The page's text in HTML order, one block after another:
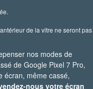
de la vitre ne seront pas
nos modes de
de Google Pixel 7 Pro,
écran, même cassé,
nous votre écran